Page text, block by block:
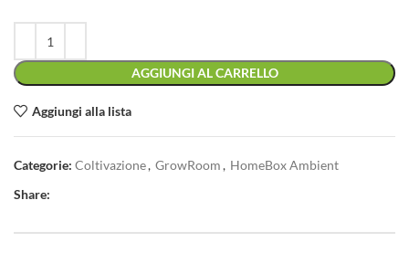
AGGIUNGI AL CARRELLO
Aggiungi alla lista
Categorie: Coltivazione, GrowRoom, HomeBox Ambient
Share: